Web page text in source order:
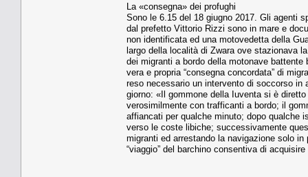
La «consegna» dei profughi
Sono le 6.15 del 18 giugno 2017. Gli agenti
dal prefetto Vittorio Rizzi sono in mare e
non identificata ed una motovedetta della
largo della località di Zwara ove stazionava
dei migranti a bordo della motonave
vera e propria “consegna concordata” di
reso necessario un intervento di soccorso in
giorno: «Il gommone della Iuventa si è
verosimilmente con trafficanti a bordo; il
affiancati per qualche minuto; dopo qualche
verso le coste libiche; successivamente
migranti ed arrestando la navigazione solo
“viaggio” del barchino consentiva di